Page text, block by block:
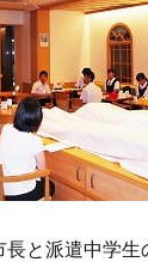
長と派遣中学生